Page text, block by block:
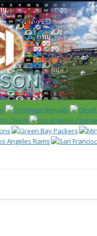
ENCYCLOPÉDIE